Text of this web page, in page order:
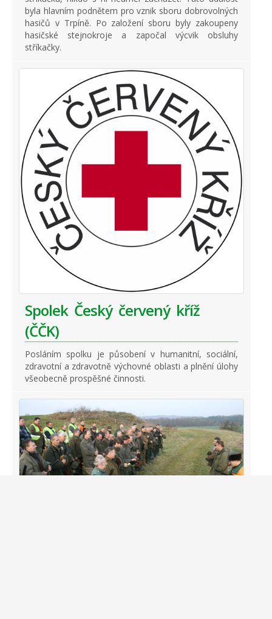
byla hlavním podnětem pro vznik sboru dobrovolných
hasičů v Trpíně. Po založení sboru byly zakoupeny
hasičské stejnokroje a započal výcvik obsluhy
stříkačky.
Spolek Český červený kříž
(ČČK)
Posláním spolku je působení v humanitní, sociální,
zdravotní a zdravotně výchovné oblasti a plnění úlohy
všeobecně prospěšné činnosti.